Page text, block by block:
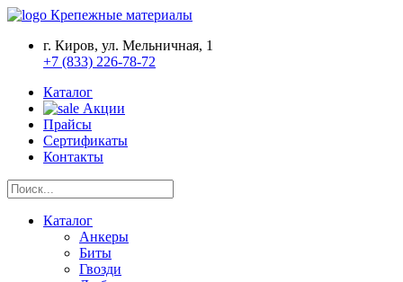
Крепежные материалы
г. Киров, ул. Мельничная, 1
+7 (833) 226-78-72
Каталог
Акции
Прайсы
Сертификаты
Контакты
Каталог
Анкеры
Биты
Гвозди